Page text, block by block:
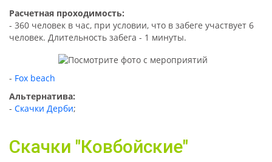
Расчетная проходимость:
- 360 человек в час, при условии, что в забеге участвует 6
человек. Длительность забега - 1 минуты.
Fox beach
Альтернатива:
- Скачки Дерби;
Скачки "Ковбойские"